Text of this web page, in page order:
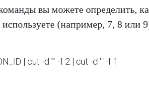
вы можете определить,
(например, 7, 8 или
| cut -d '"' -f 2 | cut -d '.' -f 1